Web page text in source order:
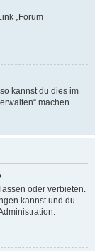
„Forum
kannst du dies im
machen.
oder verbieten.
kannst und du